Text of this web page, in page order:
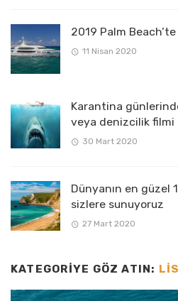
2019 Palm
11 Nisan 2020
Karantina
veya denizcilik filmi
30 Mart 2020
Dünyanın en güzel
sizlere sunuyoruz
27 Mart 2020
KATEGORIYE GÖZ ATIN: